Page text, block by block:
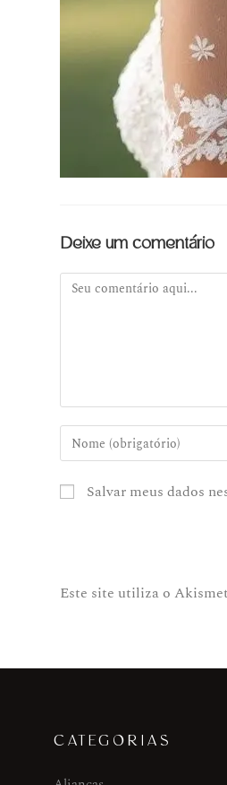
Deixe um comentário
Salvar meus dados
Este site utiliza o
CATEGORIAS